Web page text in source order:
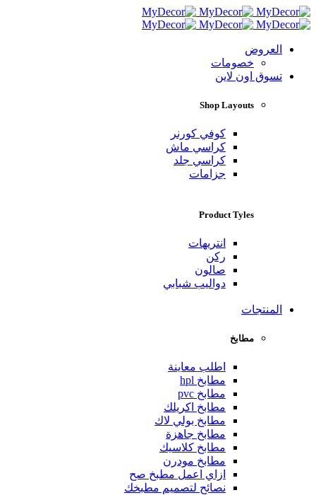
العروض
خصومات
تسوق اون لاين
Shop Layouts
كوفي كورنر
كراسي ماش
كراسي جلد
جزامات
Product Tyles
انتريهات
ركن
صالون
دواليب شبابي
المنتجات
مطابخ
اطلب معاينة
مطابخ hpl
مطابخ pvc
مطابخ اكريلك
مطابخ بولي لاك
مطابخ جاهزة
مطابخ كلاسيك
مطابخ مودرن
ازاي اعمل مطبخ صح
نصائح لتصميم مطبخك